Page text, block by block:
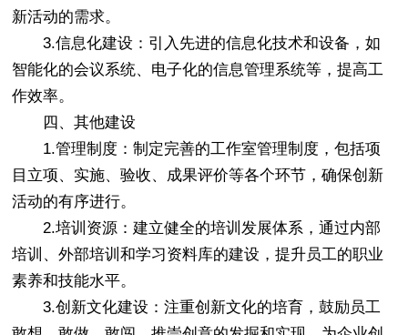
新活动的需求。
3.信息化建设：引入先进的信息化技术和设备，如
智能化的会议系统、电子化的信息管理系统等，提高工
作效率。
四、其他建设
1.管理制度：制定完善的工作室管理制度，包括项
目立项、实施、验收、成果评价等各个环节，确保创新
活动的有序进行。
2.培训资源：建立健全的培训发展体系，通过内部
培训、外部培训和学习资料库的建设，提升员工的职业
素养和技能水平。
3.创新文化建设：注重创新文化的培育，鼓励员工